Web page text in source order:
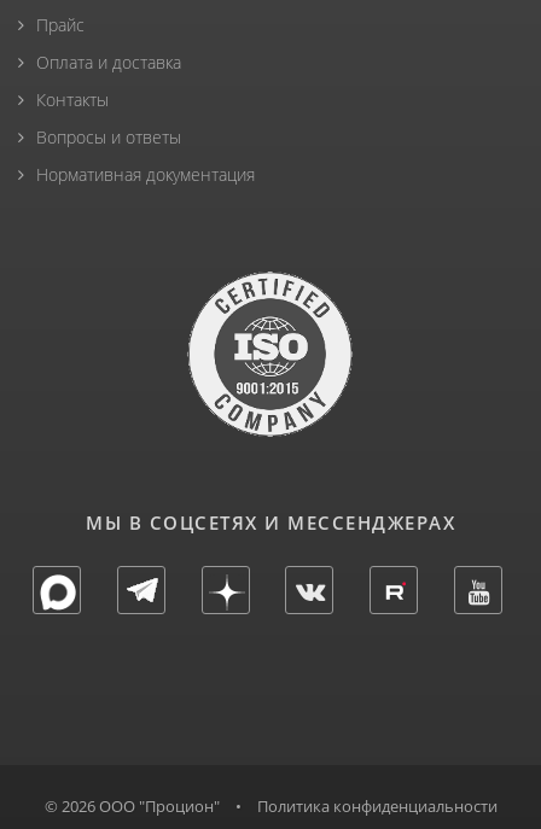
Прайс
Оплата и доставка
Контакты
Вопросы и ответы
Нормативная документация
МЫ В СОЦСЕТЯХ И МЕССЕНДЖЕРАХ
© 2026 ООО "Процион" • Политика конфиденциальности